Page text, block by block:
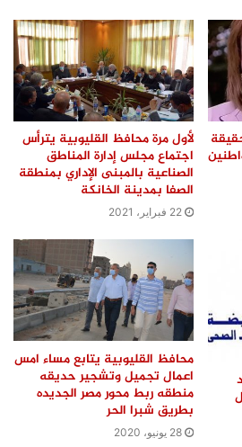
لأول مرة محافظ القليوبية يترأس
اجتماع مجلس إدارة المناطق
الصناعية بالمبنى الإداري بمنطقة
الصفا بمدينة الخانكة
22 فبراير، 2021
محافظ القليوبية يتابع مساء امس
اعمال تجميل وتشجير حديقه
منطقه ربط محور مصر الجديده
بطريق شبرا الحر
28 يونيو، 2020